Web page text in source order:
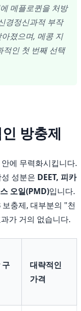
메플로퀸을 처방
경정신과적 부작
졌으며, 메콩 지
적인 첫 번째 선택
방충제
에 무력화시킵니다.
성분은 DEET, 피카
오일(PMD)입니다.
충제, 대부분의 "천
가 거의 없습니다.
구
대략적인
가격